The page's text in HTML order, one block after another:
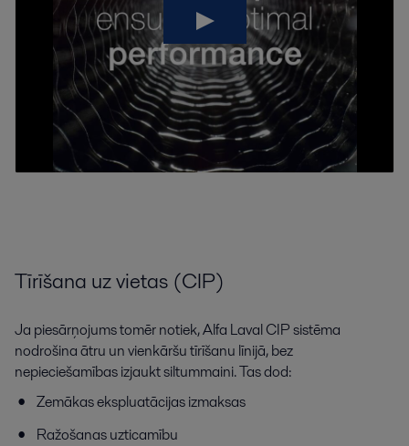
Tīrīšana uz vietas (CIP)
Ja piesārņojums tomēr notiek, Alfa Laval CIP sistēma
nodrošina ātru un vienkāršu tīrīšanu līnijā, bez
nepieciešamības izjaukt siltummaini. Tas dod:
Zemākas ekspluatācijas izmaksas
Ražošanas uzticamību